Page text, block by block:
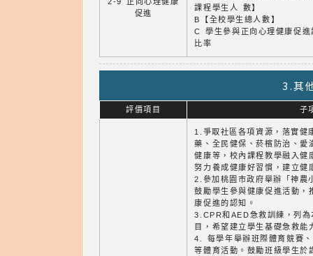
促進
課程學生人 數】
B【全校學生總人數】
C 學生參與正向心理健康促進
比率
3.其
評價項目 子
1.爭取社區各項資源，落實健
藥、全民健保、菸檳防治、愛
健康等，校內課程教學融入健
努力養成健康好習慣，建立健
2.參加桃園市政府舉辦「神農
鼓勵學生參與健康促進活動，
康促進的認知。
3.CPR和AED急救訓練，列
目，希望建立學生基礎急救
4. 每學年舉辦班際體育競賽
等體育活動。鼓勵班級學生